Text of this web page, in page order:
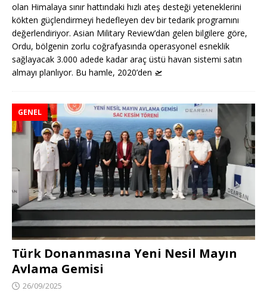
olan Himalaya sınır hattındaki hızlı ateş desteği yeteneklerini
kökten güçlendirmeyi hedefleyen dev bir tedarik programını
değerlendiriyor. Asian Military Review’dan gelen bilgilere göre,
Ordu, bölgenin zorlu coğrafyasında operasyonel esneklik
sağlayacak 3.000 adede kadar araç üstü havan sistemi satın
almayı planlıyor. Bu hamle, 2020’den 🛫
GENEL
Türk Donanmasına Yeni Nesil Mayın
Avlama Gemisi
26/09/2025